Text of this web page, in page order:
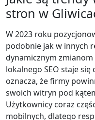
stron w
W 2023 roku
podobnie jak w innych
dynamicznym
lokalnego SEO staje
oznacza, że firmy
swoich witryn pod
Użytkownicy coraz
mobilnych, dlatego